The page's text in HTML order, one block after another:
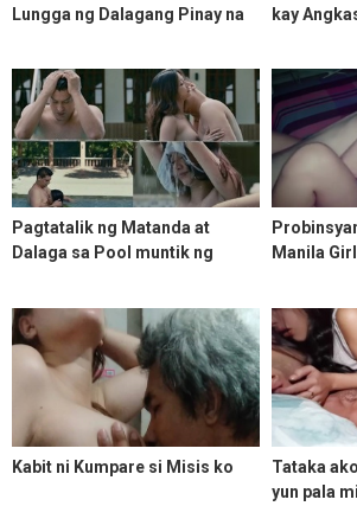
Lungga ng Dalagang Pinay na
kay
Pagtatalik ng Matanda at
Dalaga sa Pool muntik ng
Manila Girl
Kabit ni Kumpare si Misis ko
Tataka
yun pala